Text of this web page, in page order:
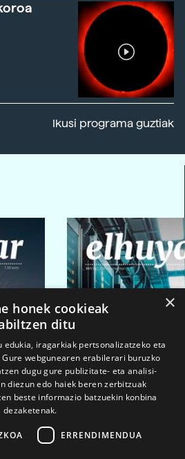
Ikusi programa guztiak
×
honek cookieak
ditu
edukia, iragarkiak pertsonalizatzeko eta
webgunearen erabilerari buruzko
dugu gure publizitate- eta analisi-
diezun edo haiek beren zerbitzuak
beste informazio batzuekin konbina
dezaketenak.
ERRENDIMENDUA